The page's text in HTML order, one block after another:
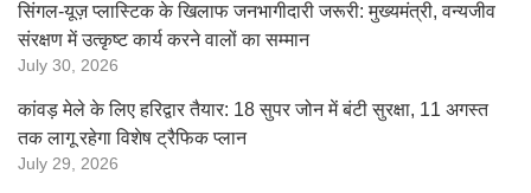
सिंगल-यूज़ प्लास्टिक के खिलाफ जनभागीदारी जरूरी: मुख्यमंत्री, वन्यजीव
संरक्षण में उत्कृष्ट कार्य करने वालों का सम्मान
July 30, 2026
कांवड़ मेले के लिए हरिद्वार तैयार: 18 सुपर जोन में बंटी सुरक्षा, 11 अगस्त
तक लागू रहेगा विशेष ट्रैफिक प्लान
July 29, 2026